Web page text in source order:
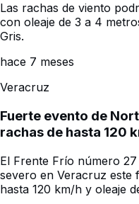
Las rachas de viento
con oleaje de 3 a 4
Gris.
hace 7 meses
Veracruz
Fuerte evento de
rachas de hasta 120
El Frente Frío número
severo en Veracruz este
hasta 120 km/h y oleaje